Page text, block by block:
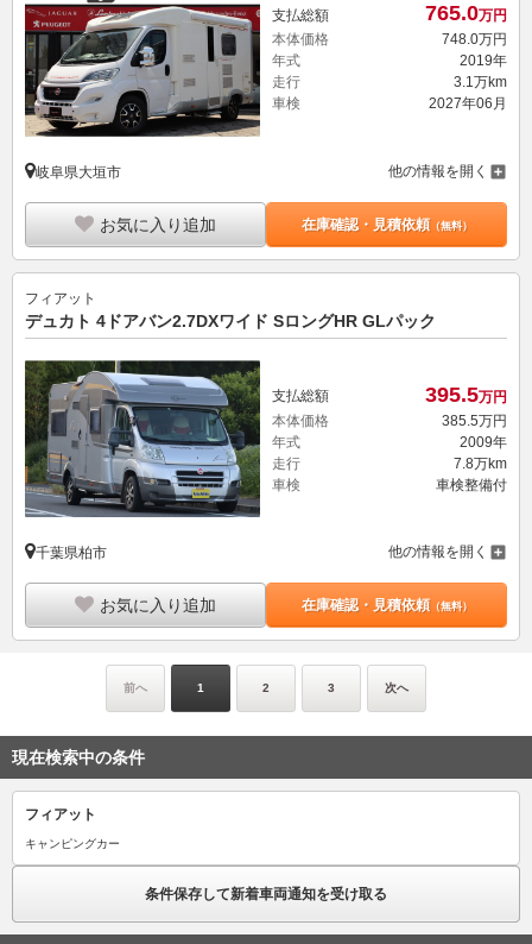
支払総額 765.0万円
本体価格
748.0万円
年式
2019年
走行
3.1万km
車検
2027年06月
岐阜県大垣市 他の情報を開く
お気に入り追加 在庫確認・見積依頼（無料）
フィアット
デュカト 4ドアバン2.7DXワイド SロングHR GLパック
支払総額 395.5万円
本体価格
385. 5万円
年式
2009年
走行
7.8万km
車検
車検整備付
千葉県柏市 他の情報を開く
お気に入り追加 在庫確認・見積依頼（無料）
前へ 1 2 3 次へ
現在検索中の条件
フィアット
キャンピングカー
条件保存して新着車両通知を受け取る